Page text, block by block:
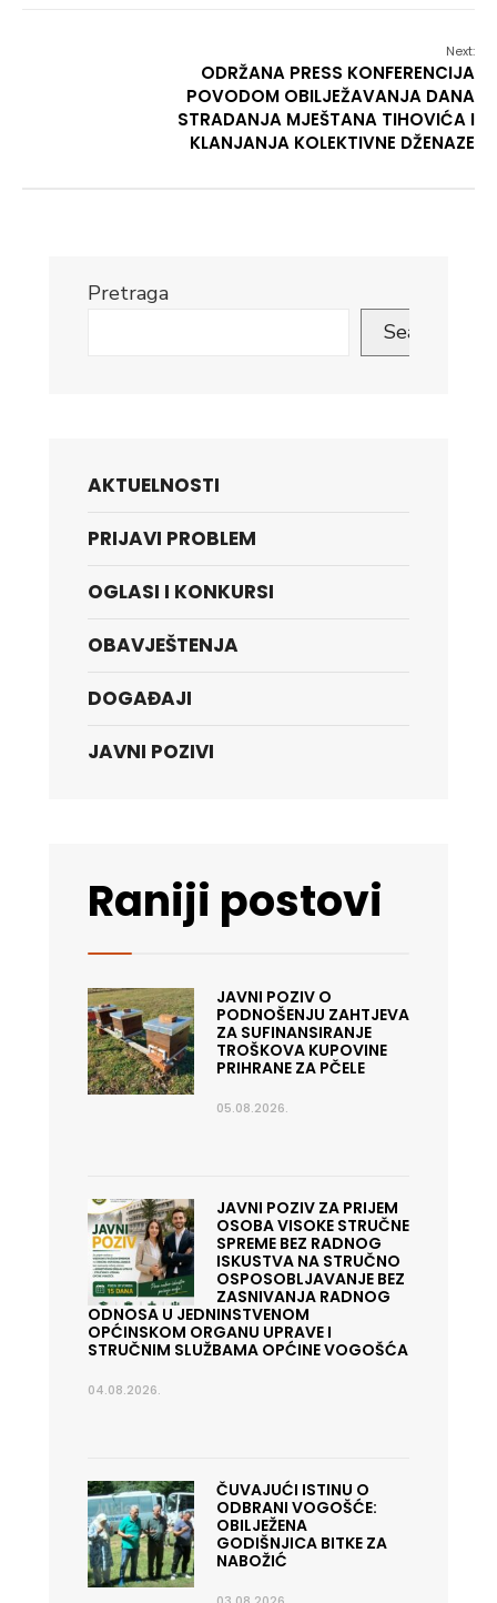
Next:
ODRŽANA PRESS KONFERENCIJA
POVODOM OBILJEŽAVANJA DANA
STRADANJA MJEŠTANA TIHOVIĆA I
KLANJANJA KOLEKTIVNE DŽENAZE
Pretraga
Search
AKTUELNOSTI
PRIJAVI PROBLEM
OGLASI I KONKURSI
OBAVJEŠTENJA
DOGAĐAJI
JAVNI POZIVI
Raniji postovi
JAVNI POZIV O
PODNOŠENJU ZAHTJEVA
ZA SUFINANSIRANJE
TROŠKOVA KUPOVINE
PRIHRANE ZA PČELE
05.08.2026.
JAVNI POZIV ZA PRIJEM
OSOBA VISOKE STRUČNE
SPREME BEZ RADNOG
ISKUSTVA NA STRUČNO
OSPOSOBLJAVANJE BEZ
ZASNIVANJA RADNOG
ODNOSA U JEDNINSTVENOM
OPĆINSKOM ORGANU UPRAVE I
STRUČNIM SLUŽBAMA OPĆINE VOGOŠĆA
04.08.2026.
ČUVAJUĆI ISTINU O
ODBRANI VOGOŠĆE:
OBILJEŽENA
GODIŠNJICA BITKE ZA
NABOŽIĆ